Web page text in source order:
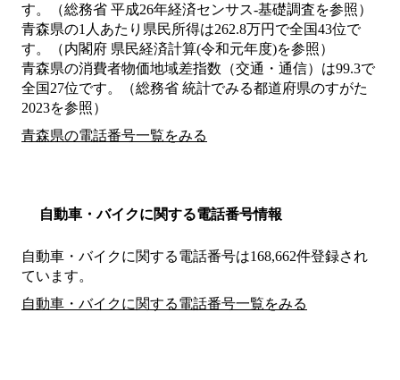
す。（総務省 平成26年経済センサス‐基礎調査を参照）
青森県の1人あたり県民所得は262.8万円で全国43位で
す。（内閣府 県民経済計算(令和元年度)を参照）
青森県の消費者物価地域差指数（交通・通信）は99.3で
全国27位です。（総務省 統計でみる都道府県のすがた
2023を参照）
青森県の電話番号一覧をみる
自動車・バイクに関する電話番号情報
自動車・バイクに関する電話番号は168,662件登録され
ています。
自動車・バイクに関する電話番号一覧をみる